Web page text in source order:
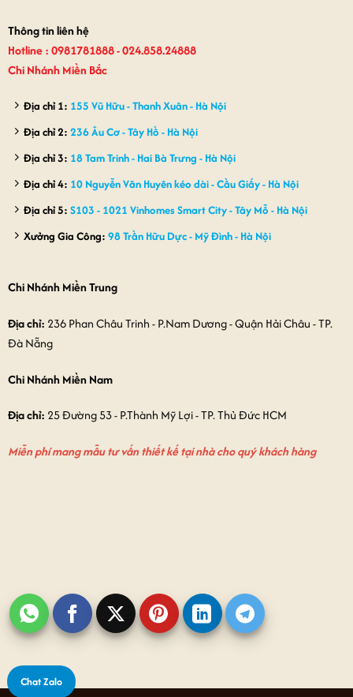
Thông tin liên hệ
Hotline : 0981781888 - 024.858.24888
Chi Nhánh Miền Bắc
Địa chỉ 1: 155 Vũ Hữu - Thanh Xuân - Hà Nội
Địa chỉ 2: 236 Âu Cơ - Tây Hồ - Hà Nội
Địa chỉ 3: 18 Tam Trinh - Hai Bà Trưng - Hà Nội
Địa chỉ 4: 10 Nguyễn Văn Huyên kéo dài - Cầu Giấy - Hà Nội
Địa chỉ 5: S103 - 1021 Vinhomes Smart City - Tây Mỗ - Hà Nội
Xưởng Gia Công: 98 Trần Hữu Dực - Mỹ Đình - Hà Nội
Chi Nhánh Miền Trung
Địa chỉ: 236 Phan Châu Trinh - P.Nam Dương - Quận Hải Châu - TP.
Đà Nẵng
Chi Nhánh Miền Nam
Địa chỉ: 25 Đường 53 - P.Thành Mỹ Lợi - TP. Thủ Đức HCM
Miễn phí mang mẫu tư vấn thiết kế tại nhà cho quý khách hàng
Chat Zalo